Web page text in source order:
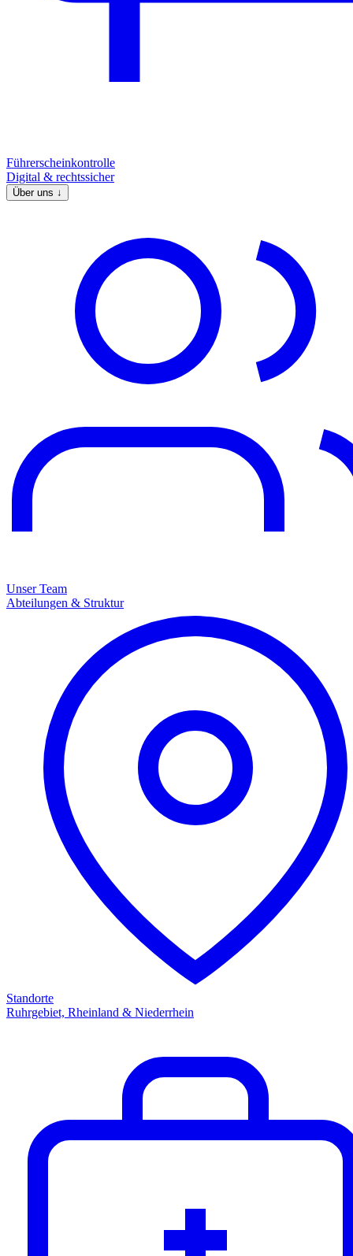
Führerscheinkontrolle
Digital & rechtssicher
Über uns ↓
Unser Team
Abteilungen & Struktur
Standorte
Ruhrgebiet, Rheinland & Niederrhein